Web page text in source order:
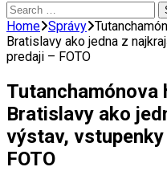
Search
for:
Home Správy
Bratislavy ako jedna z
predaji – FOTO
Tutanchamónova
Bratislavy ako
výstav,
FOTO